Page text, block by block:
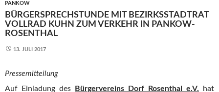
PANKOW
BÜRGERSPRECHSTUNDE MIT BEZIRKSSTADTRAT
VOLLRAD KUHN ZUM VERKEHR IN PANKOW-
ROSENTHAL
13. JULI 2017
Pressemitteilung
Auf Einladung des
Bürgervereins Dorf Rosenthal e.V. hat